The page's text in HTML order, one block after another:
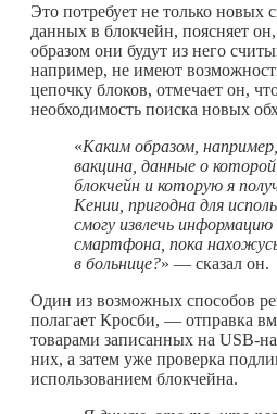
Это потребует не только новых
данных в блокчейн, поясняет
образом они будут из него
например, не имеют
цепочку блоков, отмечает он,
необходимость поиска новых
«Каким образом,
вакцина, данные о
блокчейн и которую я
Кении, пригодна для
смогу извлечь
смартфона, пока
в больнице?» — сказал он.
Один из возможных способов
полагает Кросби, — отправка
товарами записанных на USB-
них, а затем уже проверка
использованием блокчейна.